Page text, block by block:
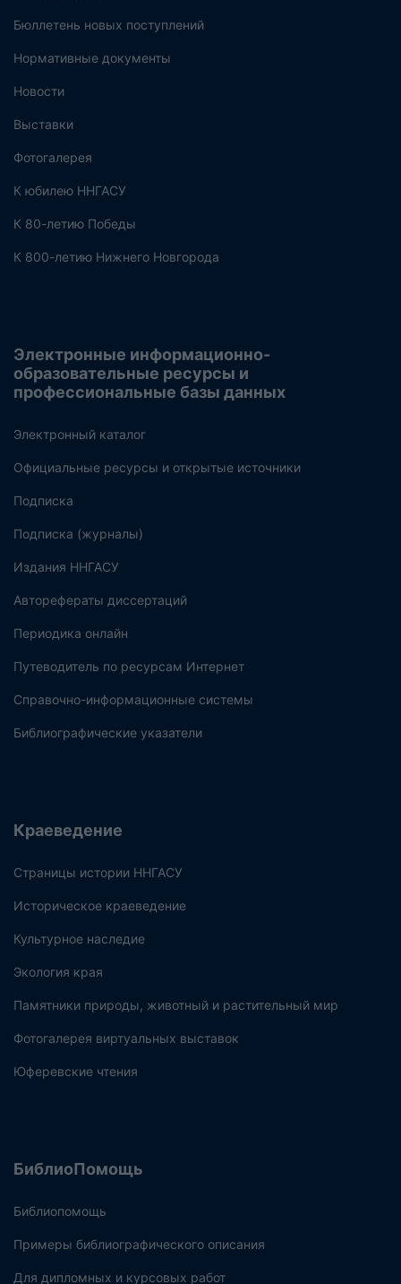
Бюллетень новых поступлений
Нормативные документы
Новости
Выставки
Фотогалерея
К юбилею ННГАСУ
К 80-летию Победы
К 800-летию Нижнего Новгорода
Электронные информационно-
образовательные ресурсы и
профессиональные базы данных
Электронный каталог
Официальные ресурсы и открытые источники
Подписка
Подписка (журналы)
Издания ННГАСУ
Авторефераты диссертаций
Периодика онлайн
Путеводитель по ресурсам Интернет
Справочно-информационные системы
Библиографические указатели
Краеведение
Страницы истории ННГАСУ
Историческое краеведение
Культурное наследие
Экология края
Памятники природы, животный и растительный мир
Фотогалерея виртуальных выставок
Юферевские чтения
БиблиоПомощь
Библиопомощь
Примеры библиографического описания
Для дипломных и курсовых работ